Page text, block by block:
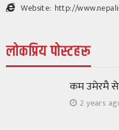
विचार/ब्लग
मदन राजमार्गको
Website: http://
लोकप्रिय पोस्टहरू
कम उमेरमै
2 years